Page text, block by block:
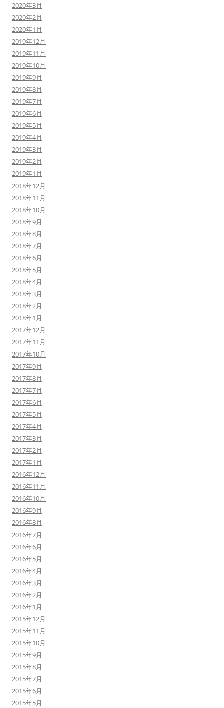
2020年3月
2020年2月
2020年1月
2019年12月
2019年11月
2019年10月
2019年9月
2019年8月
2019年7月
2019年6月
2019年5月
2019年4月
2019年3月
2019年2月
2019年1月
2018年12月
2018年11月
2018年10月
2018年9月
2018年8月
2018年7月
2018年6月
2018年5月
2018年4月
2018年3月
2018年2月
2018年1月
2017年12月
2017年11月
2017年10月
2017年9月
2017年8月
2017年7月
2017年6月
2017年5月
2017年4月
2017年3月
2017年2月
2017年1月
2016年12月
2016年11月
2016年10月
2016年9月
2016年8月
2016年7月
2016年6月
2016年5月
2016年4月
2016年3月
2016年2月
2016年1月
2015年12月
2015年11月
2015年10月
2015年9月
2015年8月
2015年7月
2015年6月
2015年5月